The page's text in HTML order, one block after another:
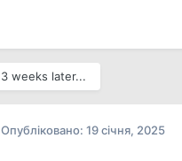
3 weeks later...
Опубліковано: 19 січня, 2025